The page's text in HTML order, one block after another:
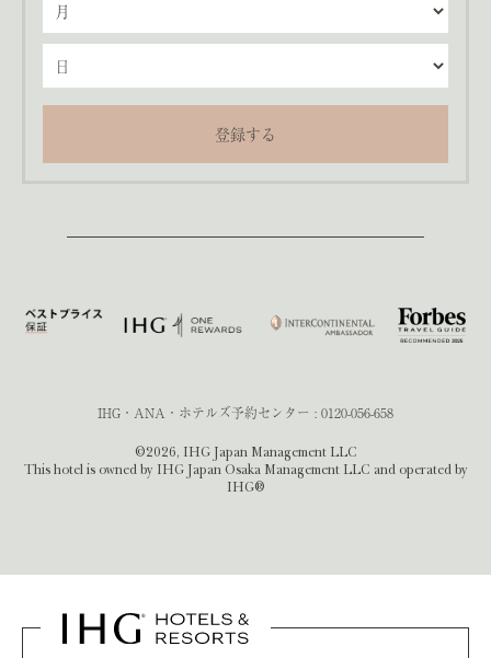
登録する
IHG・ANA・ホテルズ予約センター : 0120-056-658
©2026, IHG Japan Management LLC
This hotel is owned by IHG Japan Osaka Management LLC and operated by
IHG®